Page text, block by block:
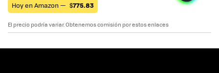
Hoy en Amazon — $775.83
El precio podría variar. Obtenemos comisión por estos enlaces